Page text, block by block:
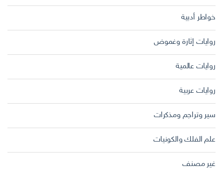
خواطر أدبية
روايات إثارة وغموض
روايات عالمية
روايات عربية
سير وتراجم ومذكرات
علم الفلك والكونيات
غير مصنف